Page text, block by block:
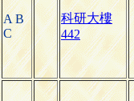
A B
C
科研大樓
442